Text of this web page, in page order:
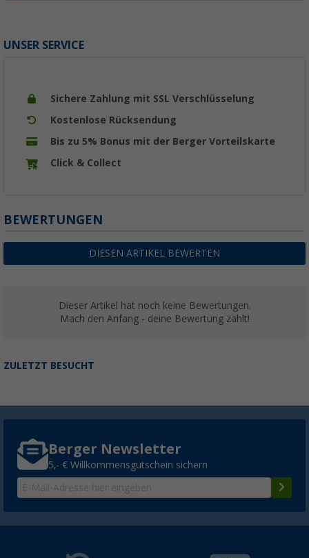
UNSER SERVICE
Sichere Zahlung mit SSL Verschlüsselung
Kostenlose Rücksendung
Bis zu 5% Bonus mit der Berger Vorteilskarte
Click & Collect
BEWERTUNGEN
DIESEN ARTIKEL BEWERTEN
Dieser Artikel hat noch keine Bewertungen.
Mach den Anfang - deine Bewertung zählt!
ZULETZT BESUCHT
Berger Newsletter
5,- € Willkommensgutschein sichern